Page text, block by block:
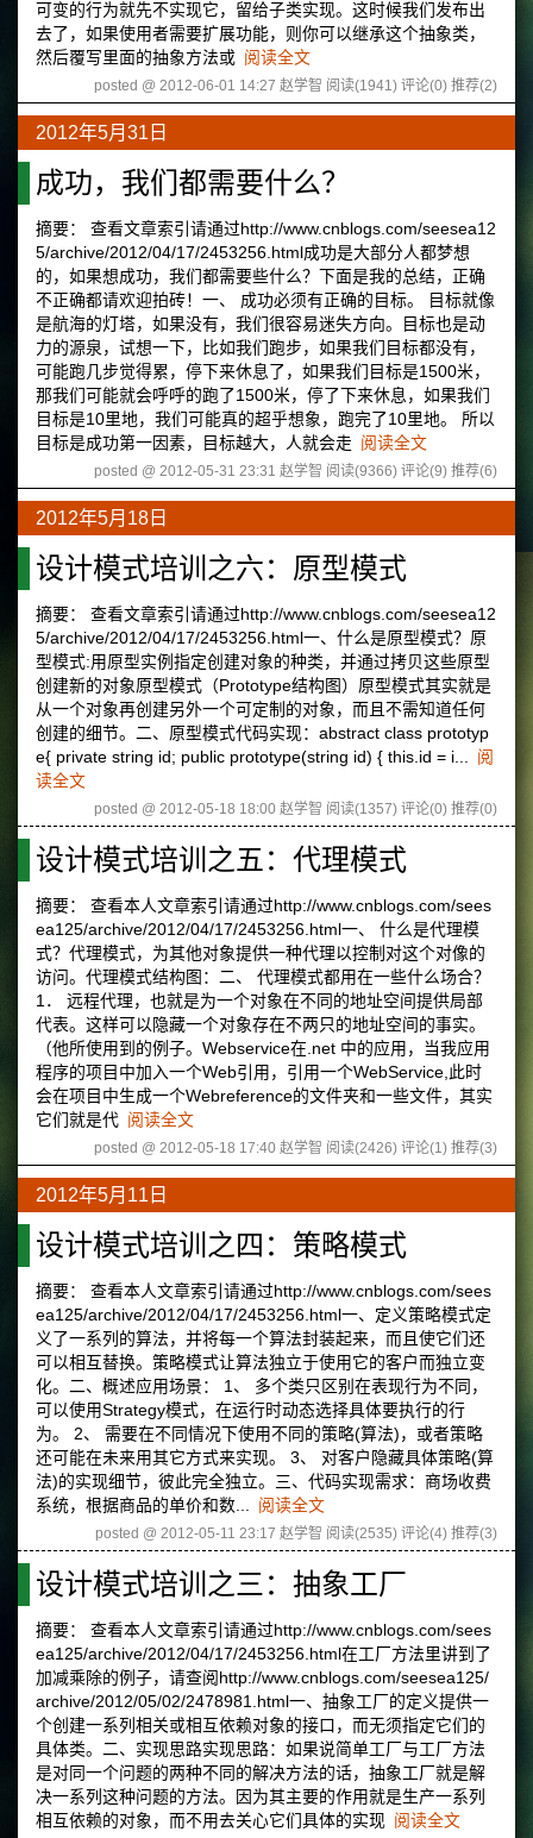
可变的行为就先不实现它，留给子类实现。这时候我们发布出
去了，如果使用者需要扩展功能，则你可以继承这个抽象类，
然后覆写里面的抽象方法或 阅读全文
posted @ 2012-06-01 14:27 赵学智 阅读(1941) 评论(0) 推荐(2)
2012年5月31日
成功，我们都需要什么？
摘要： 查看文章索引请通过http://www.cnblogs.com/seesea12
5/archive/2012/04/17/2453256.html成功是大部分人都梦想
的，如果想成功，我们都需要些什么？下面是我的总结，正确
不正确都请欢迎拍砖！一、 成功必须有正确的目标。 目标就像
是航海的灯塔，如果没有，我们很容易迷失方向。目标也是动
力的源泉，试想一下，比如我们跑步，如果我们目标都没有，
可能跑几步觉得累，停下来休息了，如果我们目标是1500米，
那我们可能就会呼呼的跑了1500米，停了下来休息，如果我们
目标是10里地，我们可能真的超乎想象，跑完了10里地。 所以
目标是成功第一因素，目标越大，人就会走 阅读全文
posted @ 2012-05-31 23:31 赵学智 阅读(9366) 评论(9) 推荐(6)
2012年5月18日
设计模式培训之六：原型模式
摘要： 查看文章索引请通过http://www.cnblogs.com/seesea12
5/archive/2012/04/17/2453256.html一、什么是原型模式？原
型模式:用原型实例指定创建对象的种类，并通过拷贝这些原型
创建新的对象原型模式（Prototype结构图）原型模式其实就是
从一个对象再创建另外一个可定制的对象，而且不需知道任何
创建的细节。二、原型模式代码实现：abstract class prototyp
e{ private string id; public prototype(string id) { this.id = i...
阅
读全文
posted @ 2012-05-18 18:00 赵学智 阅读(1357) 评论(0) 推荐(0)
设计模式培训之五：代理模式
摘要： 查看本人文章索引请通过http://www.cnblogs.com/sees
ea125/archive/2012/04/17/2453256.html一、 什么是代理模
式？代理模式，为其他对象提供一种代理以控制对这个对像的
访问。代理模式结构图：二、 代理模式都用在一些什么场合？
1． 远程代理，也就是为一个对象在不同的地址空间提供局部
代表。这样可以隐藏一个对象存在不两只的地址空间的事实。
（他所使用到的例子。Webservice在.net 中的应用，当我应用
程序的项目中加入一个Web引用，引用一个WebService,此时
会在项目中生成一个Webreference的文件夹和一些文件，其实
它们就是代 阅读全文
posted @ 2012-05-18 17:40 赵学智 阅读(2426) 评论(1) 推荐(3)
2012年5月11日
设计模式培训之四：策略模式
摘要： 查看本人文章索引请通过http://www.cnblogs.com/sees
ea125/archive/2012/04/17/2453256.html一、定义策略模式定
义了一系列的算法，并将每一个算法封装起来，而且使它们还
可以相互替换。策略模式让算法独立于使用它的客户而独立变
化。二、概述应用场景： 1、 多个类只区别在表现行为不同，
可以使用Strategy模式，在运行时动态选择具体要执行的行
为。 2、 需要在不同情况下使用不同的策略(算法)，或者策略
还可能在未来用其它方式来实现。 3、 对客户隐藏具体策略(算
法)的实现细节，彼此完全独立。三、代码实现需求：商场收费
系统，根据商品的单价和数...
阅读全文
posted @ 2012-05-11 23:17 赵学智 阅读(2535) 评论(4) 推荐(3)
设计模式培训之三：抽象工厂
摘要： 查看本人文章索引请通过http://www.cnblogs.com/sees
ea125/archive/2012/04/17/2453256.html在工厂方法里讲到了
加减乘除的例子，请查阅http://www.cnblogs.com/seesea125/
archive/2012/05/02/2478981.html一、抽象工厂的定义提供一
个创建一系列相关或相互依赖对象的接口，而无须指定它们的
具体类。二、实现思路实现思路：如果说简单工厂与工厂方法
是对同一个问题的两种不同的解决方法的话，抽象工厂就是解
决一系列这种问题的方法。因为其主要的作用就是生产一系列
相互依赖的对象，而不用去关心它们具体的实现 阅读全文